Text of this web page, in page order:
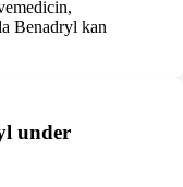
Benadryl kan
under